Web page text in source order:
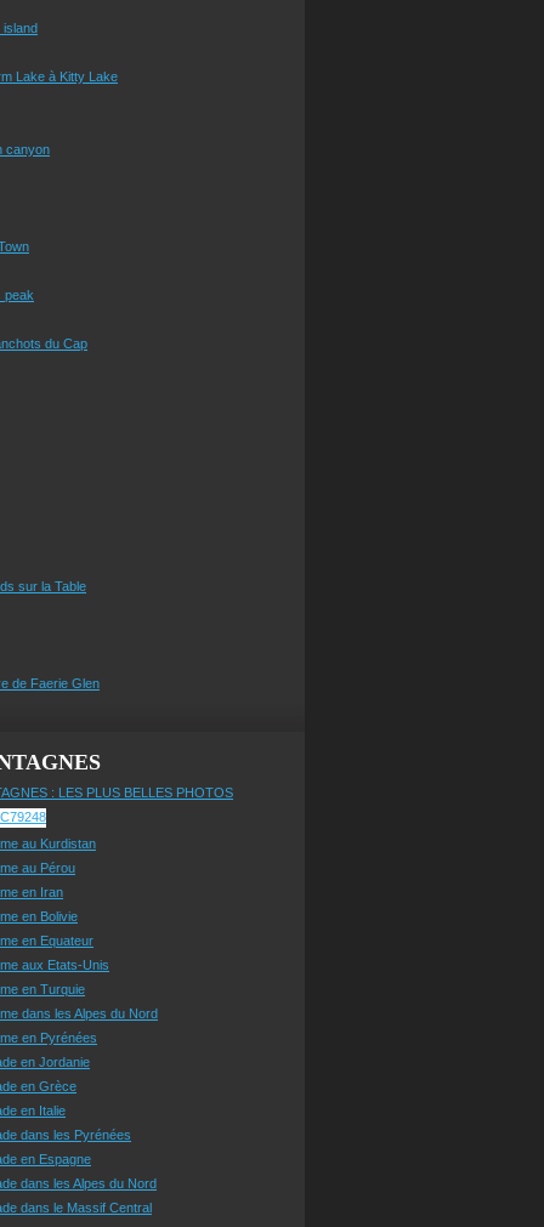
island
Lake à Kitty Lake
canyon
peak
du Cap
sur la Table
de Faerie Glen
: LES PLUS BELLES PHOTOS
au Kurdistan
au Pérou
en Iran
en Bolivie
en Equateur
aux Etats-Unis
en Turquie
dans les Alpes du Nord
en Pyrénées
en Jordanie
en Grèce
en Italie
dans les Pyrénées
en Espagne
dans les Alpes du Nord
dans le Massif Central